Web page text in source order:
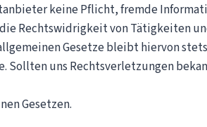
keine Pflicht, fremde
Rechtswidrigkeit von Tätigkeiten
Gesetze bleibt hiervon
uns Rechtsverletzungen
Gesetzen.